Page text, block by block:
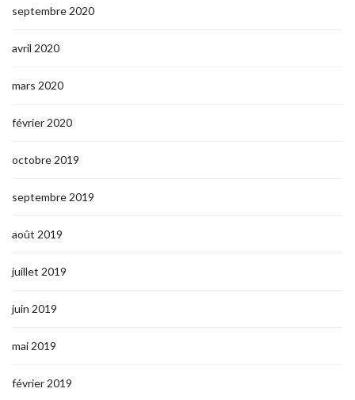
septembre 2020
avril 2020
mars 2020
février 2020
octobre 2019
septembre 2019
août 2019
juillet 2019
juin 2019
mai 2019
février 2019